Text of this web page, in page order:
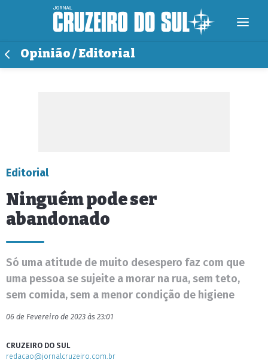
Opinião / Editorial
Editorial
Ninguém pode ser
abandonado
Só uma atitude de muito desespero faz com que
uma pessoa se sujeite a morar na rua, sem teto,
sem comida, sem a menor condição de higiene
06 de Fevereiro de 2023 às 23:01
CRUZEIRO DO SUL
redacao@jornalcruzeiro.com.br